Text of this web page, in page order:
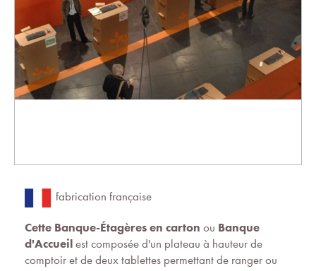
fabrication française
Cette Banque-Étagères en carton ou Banque
d'Accueilest composée d'un plateau à hauteur de
comptoir et de deux tablettes permettant de ranger ou